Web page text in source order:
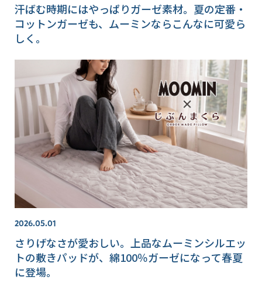
汗ばむ時期にはやっぱりガーゼ素材。夏の定番・
コットンガーゼも、ムーミンならこんなに可愛ら
しく。
2026.05.01
さりげなさが愛おしい。上品なムーミンシルエッ
トの敷きパッドが、綿100％ガーゼになって春夏
に登場。